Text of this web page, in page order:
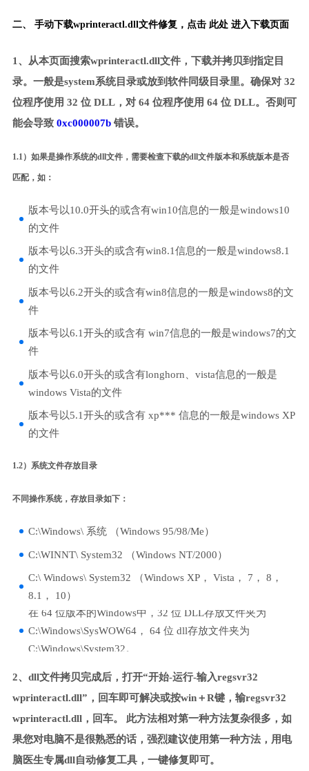
二、 手动下载wprinteractl.dll文件修复， 点击 此处 进入下载页面
1、从本页面搜索wprinteractl.dll文件，下载并拷贝到指定目
录。一般是system系统目录或放到软件同级目录里。确保对 32
位程序使用 32 位 DLL，对 64 位程序使用 64 位 DLL。否则可
能会导致 0xc000007b错误。
1.1）如果是操作系统的dll文件，需要检查下载的dll文件版本和系统版本是否
匹配，如：
版本号以10.0开头的或含有win10信息的一般是windows10
的文件
版本号以6.3开头的或含有win8.1信息的一般是windows8.1
的文件
版本号以6.2开头的或含有win8信息的一般是windows8的文
件
版本号以6.1开头的或含有 win7信息的一般是windows7的文
件
版本号以6.0开头的或含有longhorn、vista信息的一般是
windows Vista的文件
版本号以5.1开头的或含有 xp*** 信息的一般是windows XP
的文件
1.2）系统文件存放目录
不同操作系统，存放目录如下：
C:\Windows\ 系统 （Windows 95/98/Me）
C:\WINNT\ System32 （Windows NT/2000）
C:\ Windows\ System32 （Windows XP， Vista， 7， 8，
8.1， 10）
在 64 位版本的Windows中，32 位 DLL存放文件夹为
C:\Windows\SysWOW64， 64 位 dll存放文件夹为
C:\Windows\System32。
2、dll文件拷贝完成后，打开“开始-运行-输入regsvr32
wprinteractl.dll”，回车即可解决或按win＋R键，输regsvr32
wprinteractl.dll，回车。 此方法相对第一种方法复杂很多，如
果您对电脑不是很熟悉的话，强烈建议使用第一种方法，用电
脑医生专属dll自动修复工具，一键修复即可。